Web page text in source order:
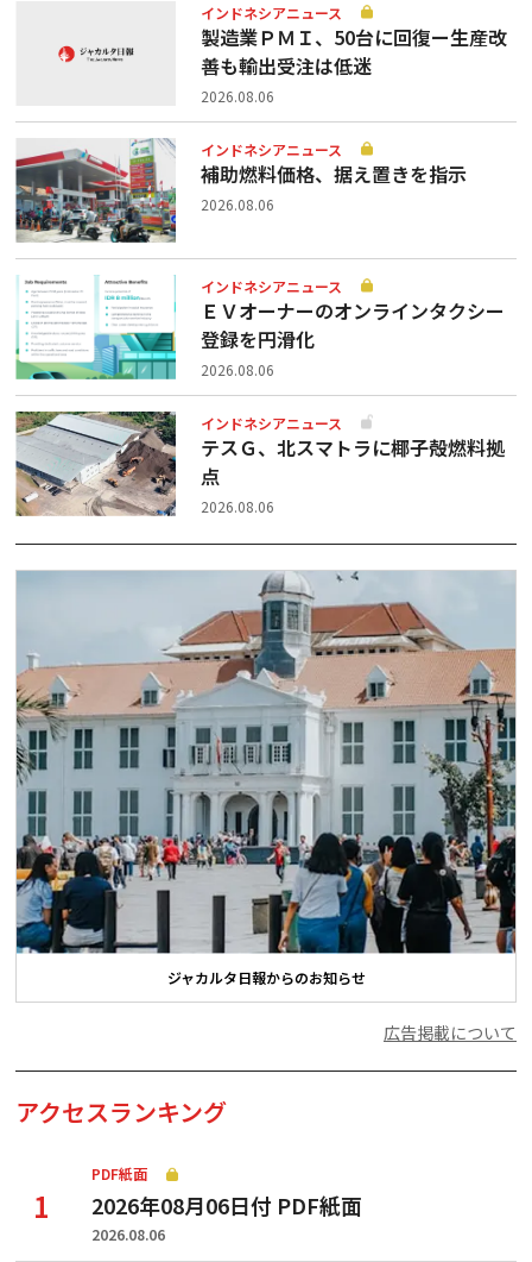
インドネシアニュース
製造業ＰＭＩ、50台に回復ー生産改
善も輸出受注は低迷
2026.08.06
インドネシアニュース
補助燃料価格、据え置きを指示
2026.08.06
インドネシアニュース
ＥＶオーナーのオンラインタクシー
登録を円滑化
2026.08.06
インドネシアニュース
テスＧ、北スマトラに椰子殻燃料拠
点
2026.08.06
ジャカルタ日報からのお知らせ
広告掲載について
アクセスランキング
PDF紙面
2026年08月06日付 PDF紙面
2026.08.06